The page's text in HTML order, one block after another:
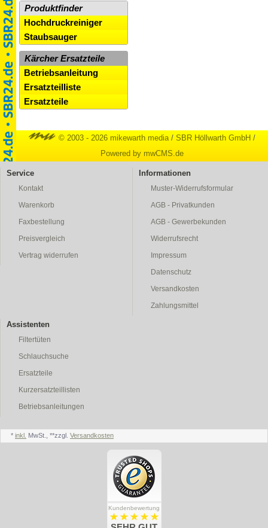
Produktfinder
Hochdruckreiniger
Staubsauger
Kärcher Ersatzteile
Betriebsanleitung
Ersatzteilliste
Ersatzteile
© 2003 - 2026 mikewarth media/ SBR Höllwarth GmbH /
Powered by mwCMS.de
Service
Kontakt
Warenkorb
Faxbestellung
Preisvergleich
Vertrag widerrufen
Informationen
Muster-Widerrufsformular
AGB - Privatkunden
AGB - Gewerbekunden
Widerrufsrecht
Impressum
Datenschutz
Versandkosten
Zahlungsmittel
Assistenten
Filtertüten
Schlauchsuche
Ersatzteile
Kurzersatzteillisten
Betriebsanleitungen
* inkl. MwSt., **zzgl. Versandkosten
Kundenbewertung